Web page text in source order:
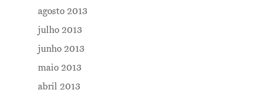
agosto 2013
julho 2013
junho 2013
maio 2013
abril 2013